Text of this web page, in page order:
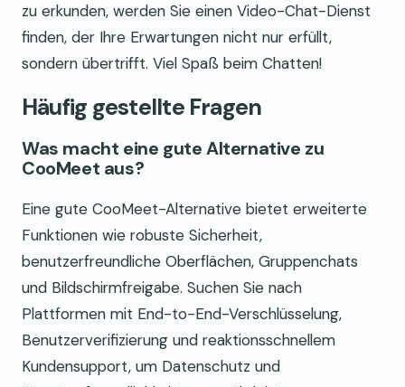
zu erkunden, werden Sie einen Video-Chat-Dienst
finden, der Ihre Erwartungen nicht nur erfüllt,
sondern übertrifft. Viel Spaß beim Chatten!
Häufig gestellte Fragen
Was macht eine gute Alternative zu
CooMeet aus?
Eine gute CooMeet-Alternative bietet erweiterte
Funktionen wie robuste Sicherheit,
benutzerfreundliche Oberflächen, Gruppenchats
und Bildschirmfreigabe. Suchen Sie nach
Plattformen mit End-to-End-Verschlüsselung,
Benutzerverifizierung und reaktionsschnellem
Kundensupport, um Datenschutz und